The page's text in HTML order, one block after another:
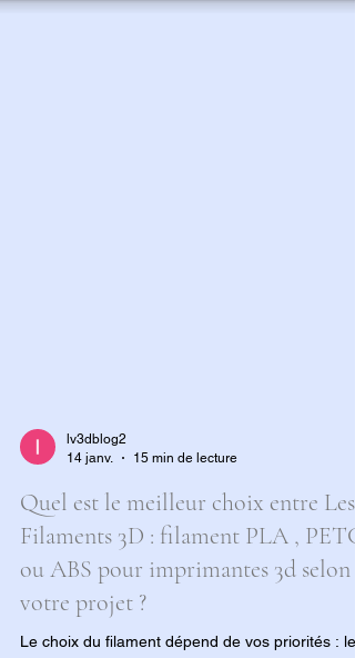
14 janv.
15 min de lecture
Quel est le meilleur choix entre Les
Filaments 3D : filament PLA , PETG
ou ABS pour imprimantes 3d selon
votre projet ?